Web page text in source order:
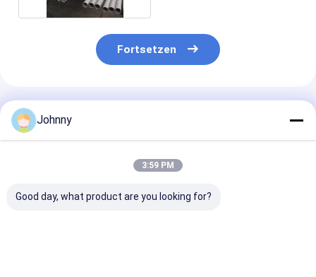
Fortsetzen
Empfohlene Produkte
Johnny
3:59 PM
Good day, what product are you looking for?